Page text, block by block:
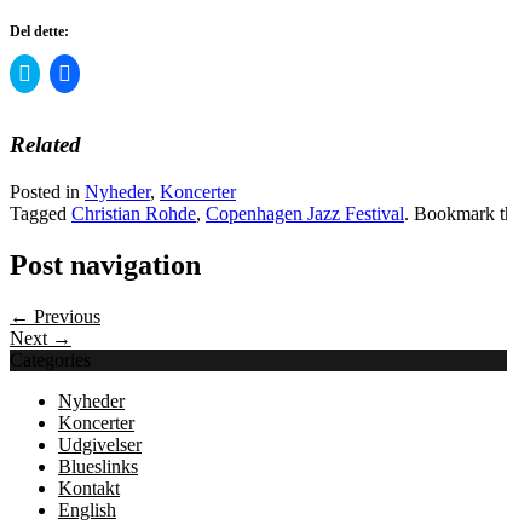
Del dette:
Click
to
Twitter
(Opens
new
window)
Click
to
Facebook
(Opens
new
window)
Related
Posted in Nyheder, Koncerter
Tagged Christian Rohde, Copenhagen Jazz Festival. Bookmark
Post navigation
← Previous
Next →
Categories
Nyheder
Koncerter
Udgivelser
Blueslinks
Kontakt
English